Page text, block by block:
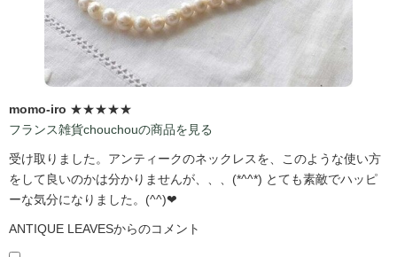
momo-iro ★★★★★
フランス雑貨chouchouの商品を見る
受け取りました。アンティークのネックレスを、このような使い方
をして良いのかは分かりませんが、、、(*^^*) とても素敵でハッピ
ーな気分になりました。(^^)❤
ANTIQUE LEAVESからのコメント